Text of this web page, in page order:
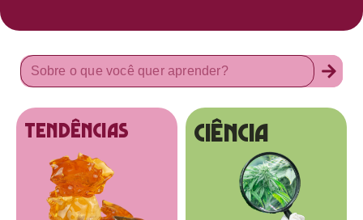
tendências Ciência